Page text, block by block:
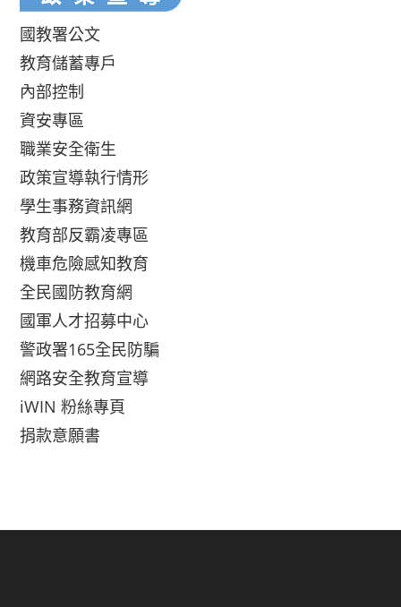
國教署公文
教育儲蓄專戶
內部控制
資安專區
職業安全衛生
政策宣導執行情形
學生事務資訊網
教育部反霸凌專區
機車危險感知教育
全民國防教育網
國軍人才招募中心
警政署165全民防騙
網路安全教育宣導
iWIN 粉絲專頁
捐款意願書